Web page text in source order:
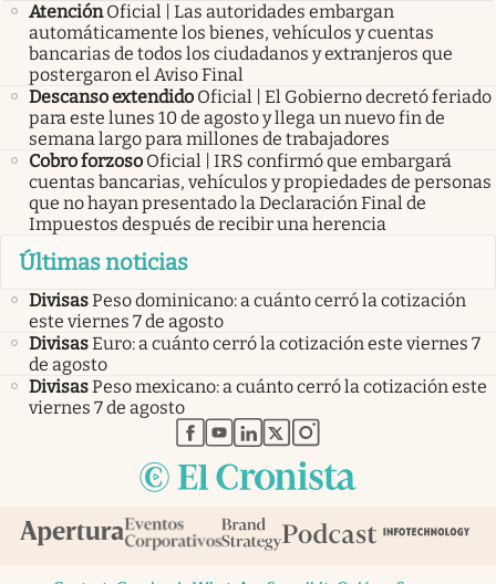
Atención Oficial | Las autoridades embargan
automáticamente los bienes, vehículos y cuentas
bancarias de todos los ciudadanos y extranjeros que
postergaron el Aviso Final
Descanso extendido Oficial | El Gobierno decretó feriado
para este lunes 10 de agosto y llega un nuevo fin de
semana largo para millones de trabajadores
Cobro forzoso Oficial | IRS confirmó que embargará
cuentas bancarias, vehículos y propiedades de personas
que no hayan presentado la Declaración Final de
Impuestos después de recibir una herencia
Últimas noticias
DivisasPeso dominicano: a cuánto cerró la cotización
este viernes 7 de agosto
DivisasEuro: a cuánto cerró la cotización este viernes 7
de agosto
DivisasPeso mexicano: a cuánto cerró la cotización este
viernes 7 de agosto
abre en nueva pestaña
abre en nueva pestaña
abre en nueva pestaña
abre en nueva pestaña
abre en nueva pestaña